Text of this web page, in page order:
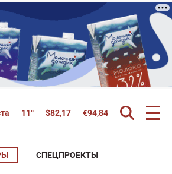
11° $82,17 €94,84
СПЕЦПРОЕКТЫ